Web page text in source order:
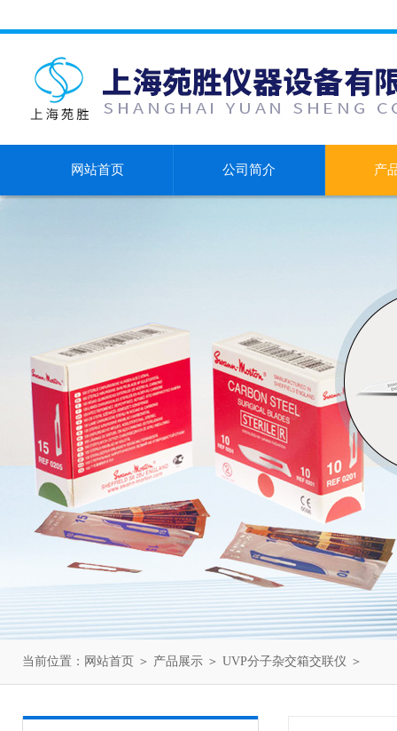
网站首页 公司简介 产
当前位置： 网站首页 ＞ 产品展示 ＞ UVP分子杂交箱交联仪 ＞